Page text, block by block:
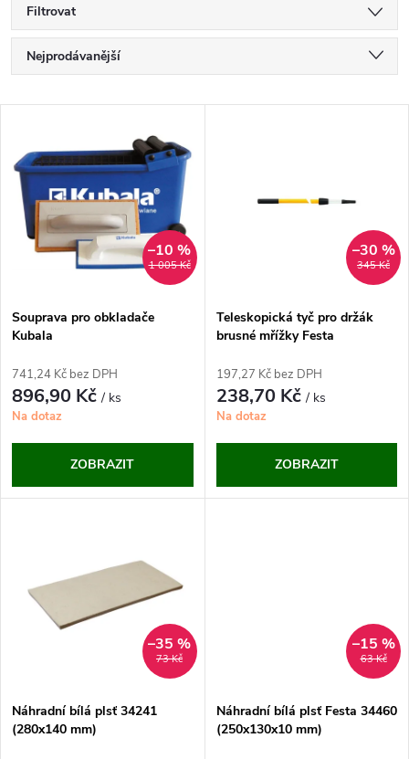
Filtrovat
Ř
a
z
e
n
p
r
o
u
Nejprodávanější
Abecedně
ý
p
s
p
r
o
d
k
1 005 Kč
–10 %
Souprava pro obkladače
Kubala
741,24 Kč bez DPH
896,90 Kč/ ks
Na dotaz
ZOBRAZIT
345 Kč
–30 %
Teleskopická tyč pro držák
brusné mřížky Festa
197,27 Kč bez DPH
238,70 Kč/ ks
Na dotaz
ZOBRAZIT
73 Kč
–35 %
Náhradní bílá plsť 34241
(280x140 mm)
63 Kč
–15 %
Náhradní bílá plsť Festa 34460
(250x130x10 mm)